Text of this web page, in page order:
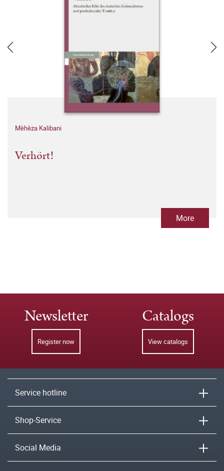
Mèhèza Kalibani
Verhört!
More
Newsletter
Register now
Catalogs
View catalogs
Service hotline
Shop-Service
Social Media